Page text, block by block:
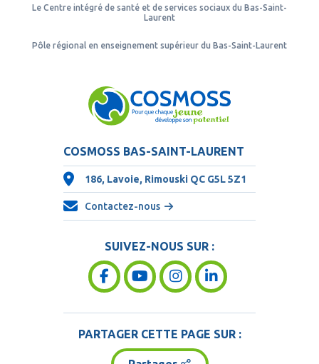
Le Centre intégré de santé et de services sociaux du Bas-Saint-
Laurent
Pôle régional en enseignement supérieur du Bas-Saint-Laurent
COSMOSS BAS-SAINT-LAURENT
186, Lavoie, Rimouski QC G5L 5Z1
Contactez-nous
SUIVEZ-NOUS SUR :
PARTAGER CETTE PAGE SUR :